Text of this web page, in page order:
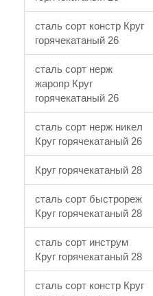
сталь сорт констр Круг
горячекатаный 26
сталь сорт нерж
жаропр Круг
горячекатаный 26
сталь сорт нерж никел
Круг горячекатаный 26
Круг горячекатаный 28
сталь сорт быстрореж
Круг горячекатаный 28
сталь сорт инструм
Круг горячекатаный 28
сталь сорт констр Круг